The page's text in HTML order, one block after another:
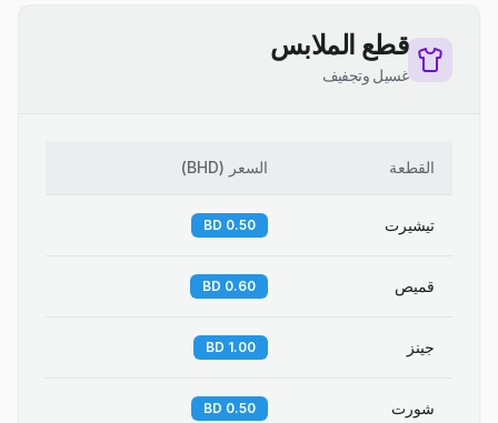
قطع الملابس
غسيل وتجفيف
القطعة السعر (
BHD
)
تيشيرت 0.50 BD
قميص 0.60 BD
جينز 1.00 BD
شورت 0.50 BD